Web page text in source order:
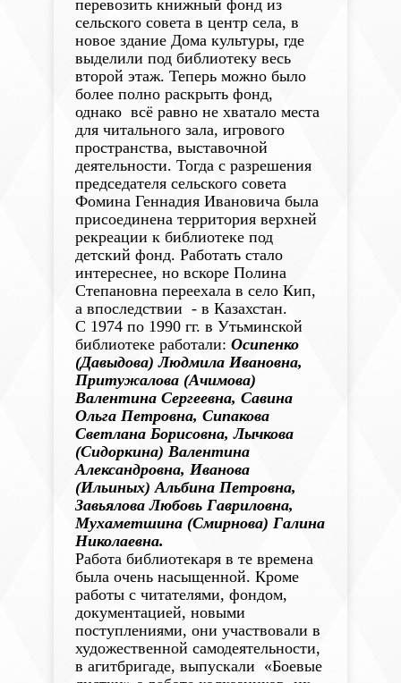
перевозить книжный фонд из
сельского совета в центр села, в
новое здание Дома культуры, где
выделили под библиотеку весь
второй этаж. Теперь можно было
более полно раскрыть фонд,
однако всё равно не хватало места
для читального зала, игрового
пространства, выставочной
деятельности. Тогда с разрешения
председателя сельского совета
Фомина Геннадия Ивановича была
присоединена территория верхней
рекреации к библиотеке под
детский фонд. Работать стало
интереснее, но вскоре Полина
Степановна переехала в село Кип,
а впоследствии - в Казахстан.
С 1974 по 1990 гг. в Утьминской
библиотеке работали: Осипенко
(Давыдова) Людмила Ивановна,
Притужалова (Ачимова)
Валентина Сергеевна, Савина
Ольга Петровна, Сипакова
Светлана Борисовна, Лычкова
(Сидоркина) Валентина
Александровна, Иванова
(Ильиных) Альбина Петровна,
Завьялова Любовь Гавриловна,
Мухаметшина (Смирнова) Галина
Николаевна.
Работа библиотекаря в те времена
была очень насыщенной. Кроме
работы с читателями, фондом,
документацией, новыми
поступлениями, они участвовали в
художественной самодеятельности,
в агитбригаде, выпускали «Боевые